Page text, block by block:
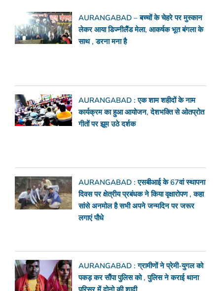
AURANGABAD – बच्चों के चेहरे पर मुस्कान
लेकर आया डिज्नीलैंड मेला, आकर्षक भूत बंगला के
साथ , डरना मना है
AURANGABAD : एक शाम शहीदों के नाम
कार्यक्रम का हुआ आयोजन, देशभक्ति से ओतप्रोत
गीतों पर झूम उठे दर्शक
AURANGABAD : एसबीआई के 67वां स्थापना
दिवस पर क्षेत्रीय प्रबंधक ने किया वृक्षारोपण , कहा
सांसे अनमोल है सभी अपने जन्मदिन पर जरूर
लगाएं पौधे
AURANGABAD : ग्रामीणों ने प्रेमी-युगल को
पकड़ कर सौंपा पुलिस को , पुलिस ने कराई थाना